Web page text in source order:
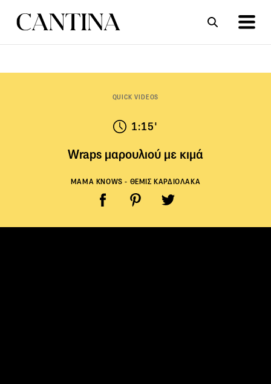
QUICK VIDEOS
1:15'
Wraps μαρουλιού με κιμά
MAMA KNOWS - ΘΕΜΙΣ ΚΑΡΔΙΟΛΑΚΑ